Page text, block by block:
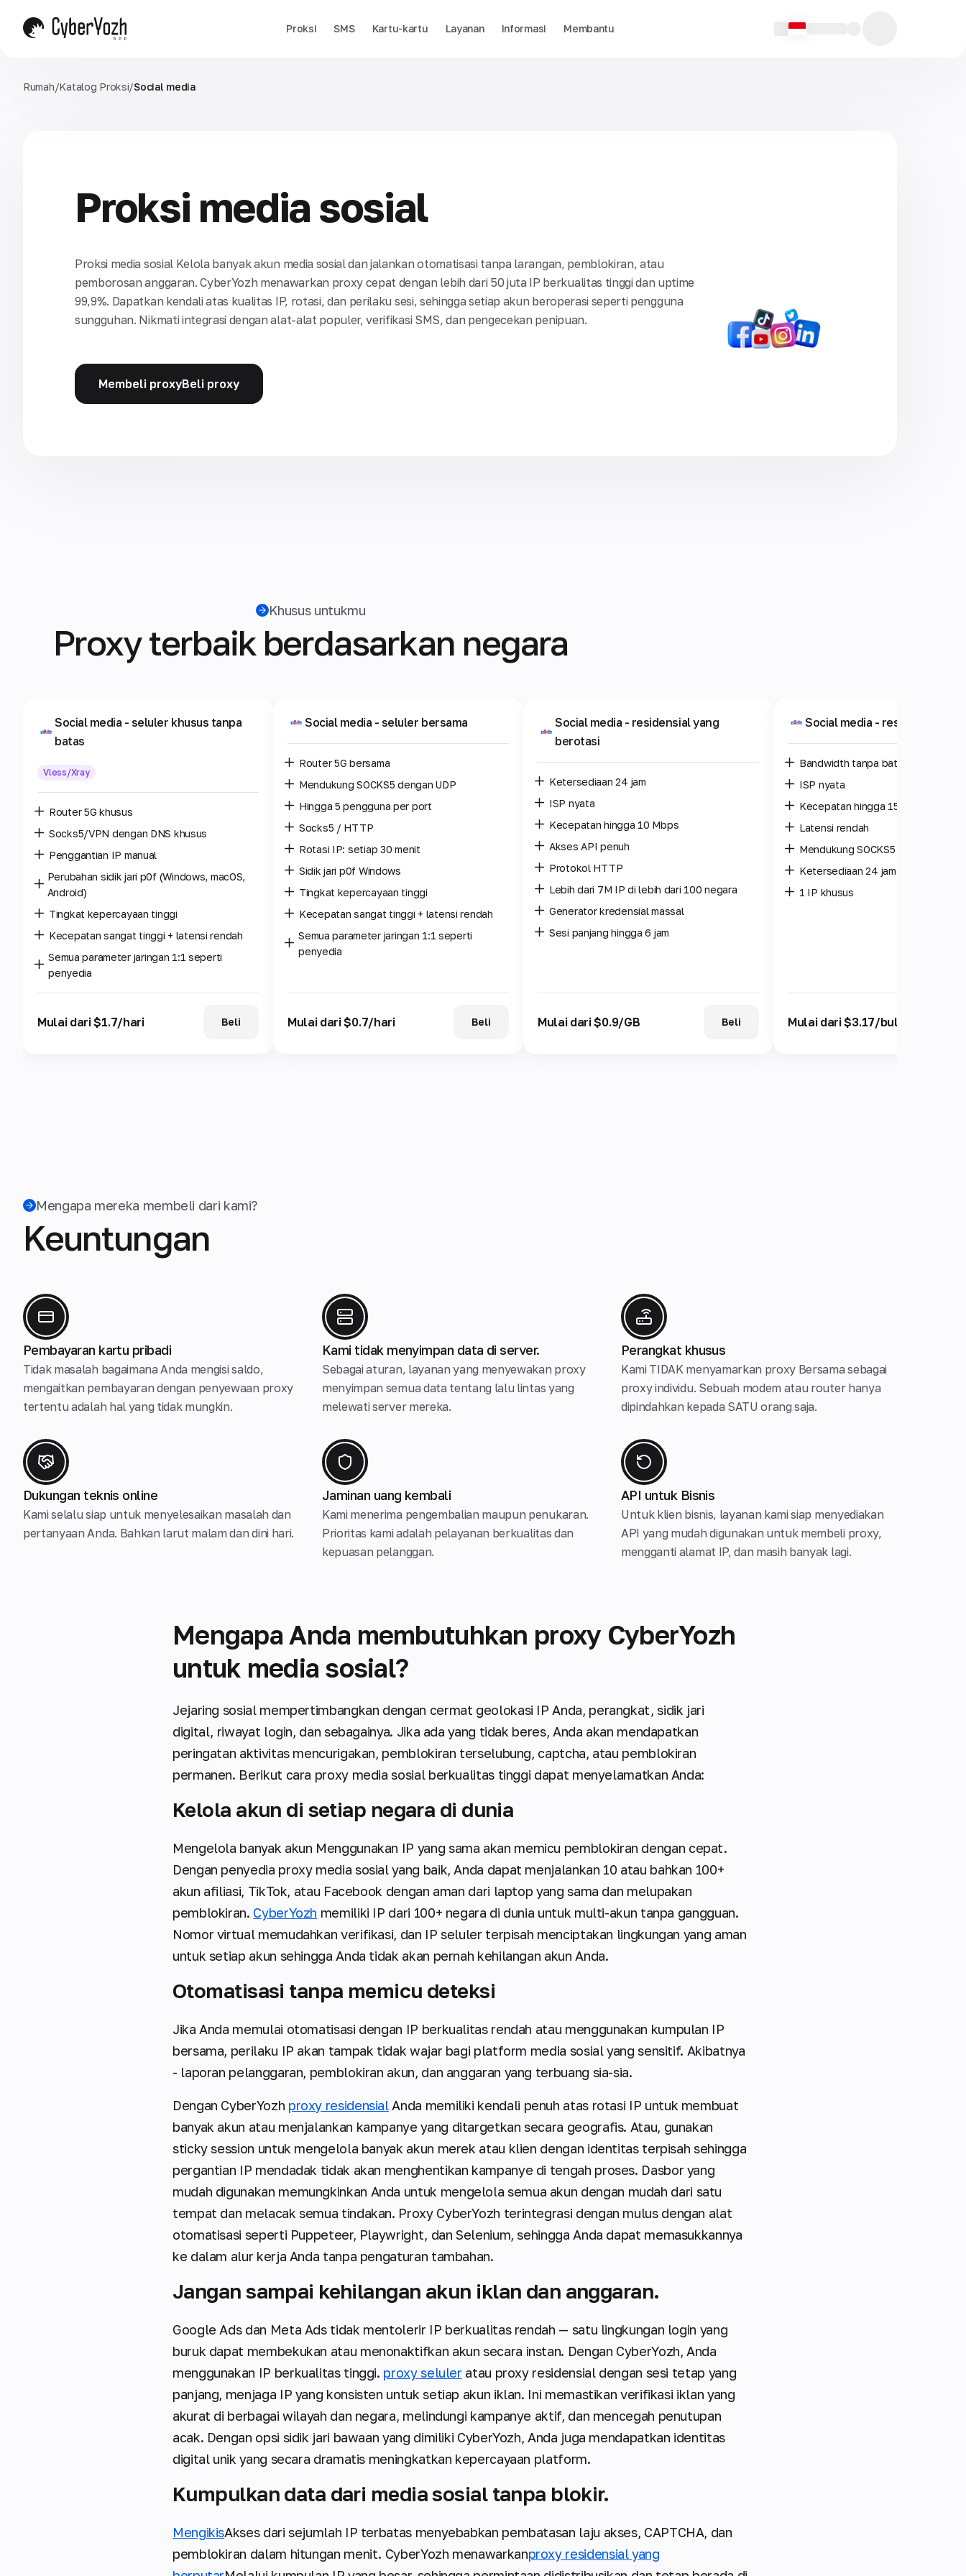
Proksi SMS Kartu-kartu Layanan Informasi Membantu
Rumah/Katalog Proksi/Social media
Proksi media sosial
Proksi media sosial Kelola banyak akun media sosial dan jalankan otomatisasi tanpa larangan, pemblokiran, atau
pemborosan anggaran. CyberYozh menawarkan proxy cepat dengan lebih dari 50 juta IP berkualitas tinggi dan uptime
99,9%. Dapatkan kendali atas kualitas IP, rotasi, dan perilaku sesi, sehingga setiap akun beroperasi seperti pengguna
sungguhan. Nikmati integrasi dengan alat-alat populer, verifikasi SMS, dan pengecekan penipuan.
Membeli proxyBeli proxy
Khusus untukmu
Proxy terbaik berdasarkan negara
Social media - seluler khusus tanpa
batas
Vless/Xray
Router 5G khusus
Socks5/VPN dengan DNS khusus
Penggantian IP manual
Perubahan sidik jari p0f (Windows, macOS,
Android)
Tingkat kepercayaan tinggi
Kecepatan sangat tinggi + latensi rendah
Semua parameter jaringan 1:1 seperti
penyedia
Mulai dari $1.7/hari Beli
Social media - seluler bersama
Router 5G bersama
Mendukung SOCKS5 dengan UDP
Hingga 5 pengguna per port
Socks5 / HTTP
Rotasi IP: setiap 30 menit
Sidik jari p0f Windows
Tingkat kepercayaan tinggi
Kecepatan sangat tinggi + latensi rendah
Semua parameter jaringan 1:1 seperti
penyedia
Mulai dari $0.7/hari Beli
Social media - residensial yang
berotasi
Ketersediaan 24 jam
ISP nyata
Kecepatan hingga 10 Mbps
Akses API penuh
Protokol HTTP
Lebih dari 7M IP di lebih dari 100 negara
Generator kredensial massal
Sesi panjang hingga 6 jam
Mulai dari $0.9/GB Beli
Social media - residensial
Bandwidth tanpa batas
ISP nyata
Kecepatan hingga 150 Mbps
Latensi rendah
Mendukung SOCKS5 dengan UDP
Ketersediaan 24 jam
1 IP khusus
Mulai dari $3.17/bulan
Mengapa mereka membeli dari kami?
Keuntungan
Pembayaran kartu pribadi
Tidak masalah bagaimana Anda mengisi saldo,
mengaitkan pembayaran dengan penyewaan proxy
tertentu adalah hal yang tidak mungkin.
Kami tidak menyimpan data di server.
Sebagai aturan, layanan yang menyewakan proxy
menyimpan semua data tentang lalu lintas yang
melewati server mereka.
Perangkat khusus
Kami TIDAK menyamarkan proxy Bersama sebagai
proxy individu. Sebuah modem atau router hanya
dipindahkan kepada SATU orang saja.
Dukungan teknis online
Kami selalu siap untuk menyelesaikan masalah dan
pertanyaan Anda. Bahkan larut malam dan dini hari.
Jaminan uang kembali
Kami menerima pengembalian maupun penukaran.
Prioritas kami adalah pelayanan berkualitas dan
kepuasan pelanggan.
API untuk Bisnis
Untuk klien bisnis, layanan kami siap menyediakan
API yang mudah digunakan untuk membeli proxy,
mengganti alamat IP, dan masih banyak lagi.
Mengapa Anda membutuhkan proxy CyberYozh
untuk media sosial?
Jejaring sosial mempertimbangkan dengan cermat geolokasi IP Anda, perangkat, sidik jari
digital, riwayat login, dan sebagainya. Jika ada yang tidak beres, Anda akan mendapatkan
peringatan aktivitas mencurigakan, pemblokiran terselubung, captcha, atau pemblokiran
permanen. Berikut cara proxy media sosial berkualitas tinggi dapat menyelamatkan Anda:
Kelola akun di setiap negara di dunia
Mengelola banyak akun Menggunakan IP yang sama akan memicu pemblokiran dengan cepat.
Dengan penyedia proxy media sosial yang baik, Anda dapat menjalankan 10 atau bahkan 100+
akun afiliasi, TikTok, atau Facebook dengan aman dari laptop yang sama dan melupakan
pemblokiran. CyberYozh memiliki IP dari 100+ negara di dunia untuk multi-akun tanpa gangguan.
Nomor virtual memudahkan verifikasi, dan IP seluler terpisah menciptakan lingkungan yang aman
untuk setiap akun sehingga Anda tidak akan pernah kehilangan akun Anda.
Otomatisasi tanpa memicu deteksi
Jika Anda memulai otomatisasi dengan IP berkualitas rendah atau menggunakan kumpulan IP
bersama, perilaku IP akan tampak tidak wajar bagi platform media sosial yang sensitif. Akibatnya
- laporan pelanggaran, pemblokiran akun, dan anggaran yang terbuang sia-sia.
Dengan CyberYozh proxy residensialAnda memiliki kendali penuh atas rotasi IP untuk membuat
banyak akun atau menjalankan kampanye yang ditargetkan secara geografis. Atau, gunakan
sticky session untuk mengelola banyak akun merek atau klien dengan identitas terpisah sehingga
pergantian IP mendadak tidak akan menghentikan kampanye di tengah proses. Dasbor yang
mudah digunakan memungkinkan Anda untuk mengelola semua akun dengan mudah dari satu
tempat dan melacak semua tindakan. Proxy CyberYozh terintegrasi dengan mulus dengan alat
otomatisasi seperti Puppeteer, Playwright, dan Selenium, sehingga Anda dapat memasukkannya
ke dalam alur kerja Anda tanpa pengaturan tambahan.
Jangan sampai kehilangan akun iklan dan anggaran.
Google Ads dan Meta Ads tidak mentolerir IP berkualitas rendah — satu lingkungan login yang
buruk dapat membekukan atau menonaktifkan akun secara instan. Dengan CyberYozh, Anda
menggunakan IP berkualitas tinggi. proxy seluler atau proxy residensial dengan sesi tetap yang
panjang, menjaga IP yang konsisten untuk setiap akun iklan. Ini memastikan verifikasi iklan yang
akurat di berbagai wilayah dan negara, melindungi kampanye aktif, dan mencegah penutupan
acak. Dengan opsi sidik jari bawaan yang dimiliki CyberYozh, Anda juga mendapatkan identitas
digital unik yang secara dramatis meningkatkan kepercayaan platform.
Kumpulkan data dari media sosial tanpa blokir.
MengikisAkses dari sejumlah IP terbatas menyebabkan pembatasan laju akses, CAPTCHA, dan
pemblokiran dalam hitungan menit. CyberYozh menawarkanproxy residensial yang